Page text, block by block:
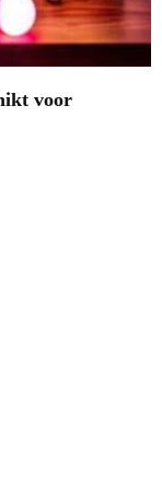
voor